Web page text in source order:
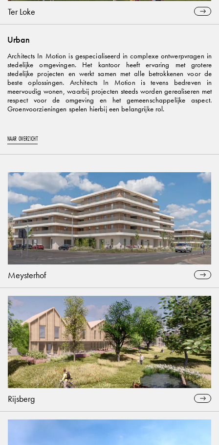
Ter Loke
Urban
Architects In Motion is gespecialiseerd in complexe ontwerpvragen in
stedelijke omgevingen. Het kantoor heeft ervaring met grotere
stedelijke projecten en werkt samen met alle betrokkenen voor de
beste oplossingen. Architects In Motion is tevens bedreven in
meervoudig wonen, waarbij projecten steeds worden gerealiseren met
respect voor de omgeving en het gemeenschappelijke aspect.
Groenvoorzieningen spelen hierbij een belangrijke rol.
NAAR OVERZICHT
Meysterhof
Rijsberg